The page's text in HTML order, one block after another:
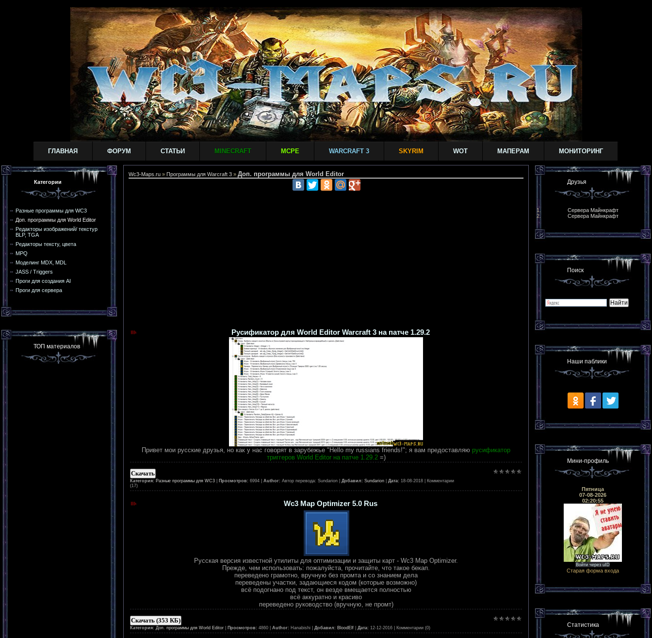
ГЛАВНАЯ ФОРУМ СТАТЬИ MINECRAFT MCPE WARCRAFT 3 SKYRIM WOT МАПЕРАМ МОНИТОРИНГ
Категории
Разные программы для WC3
Доп. программы для World Editor
Редакторы изображений/ текстур
BLP, TGA
Редакторы тексту, цвета
MPQ
Моделинг MDX, MDL
JASS / Triggers
Проги для создания AI
Проги для сервера
ТОП материалов
Wc3-Maps.ru » Программы для Warcraft 3 » Доп. программы для World Editor
Русификатор для World Editor Warcraft 3 на патче 1.29.2
Привет мои русские друзья, но как у нас говорят в зарубежье "Hello my russians friends!"; я вам предоставляю русификатор
триггеров World Editor на патче 1.29.2=)
Скачать
Категория: Разные программы для WC3 Просмотров: 6994 | Author: Автор перевода: Sundarion | Добавил: Sundarion Дата: 18-08-2018 | Комментарии
(17)
Wc3 Map Optimizer 5.0 Rus
Русская версия известной утилиты для оптимизации и защиты карт - Wc3 Map Optimizer.
Прежде, чем использовать: пожалуйста, прочитайте, что такое бекап.
переведено грамотно, вручную без промта и со знанием дела
переведены участки, задающиеся кодом (которые возможно)
всё подогнано под текст, он везде вмещается полностью
всё аккуратно и красиво
переведено руководство (вручную, не промт)
Скачать (353 КБ)
Категория: Доп. программы для World Editor Просмотров: 4860 | Author: Hanabishi | Добавил: BloodElf Дата: 12-12-2016 | Комментарии (0)
Друзья
Сервера Майнкрафт
Сервера Майнкрафт
Поиск
Наши паблики
Мини-профиль
Пятница
07-08-2026
02:20:55
Войти через uID
Старая форма входа
Статистика